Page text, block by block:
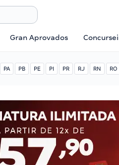
Gran Aprovados
PA PB PE PI PR RJ RN RO